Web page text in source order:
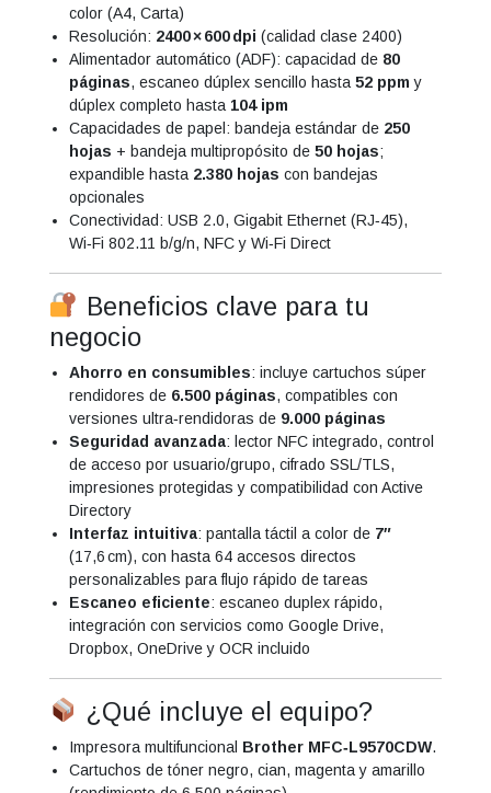
color (A4, Carta)
Resolución: 2400 × 600 dpi (calidad clase 2400)
Alimentador automático (ADF): capacidad de 80
páginas, escaneo dúplex sencillo hasta 52 ppm y
dúplex completo hasta 104 ipm
Capacidades de papel: bandeja estándar de 250
hojas + bandeja multipropósito de 50 hojas;
expandible hasta 2.380 hojas con bandejas
opcionales
Conectividad: USB 2.0, Gigabit Ethernet (RJ‑45),
Wi‑Fi 802.11 b/g/n, NFC y Wi‑Fi Direct
Beneficios clave para tu
negocio
Ahorro en consumibles: incluye cartuchos súper
rendidores de 6.500 páginas, compatibles con
versiones ultra‑rendidoras de 9.000 páginas
Seguridad avanzada: lector NFC integrado, control
de acceso por usuario/grupo, cifrado SSL/TLS,
impresiones protegidas y compatibilidad con Active
Directory
Interfaz intuitiva: pantalla táctil a color de 7″
(17,6 cm), con hasta 64 accesos directos
personalizables para flujo rápido de tareas
Escaneo eficiente: escaneo duplex rápido,
integración con servicios como Google Drive,
Dropbox, OneDrive y OCR incluido
¿Qué incluye el equipo?
Impresora multifuncional Brother MFC‑L9570CDW.
Cartuchos de tóner negro, cian, magenta y amarillo